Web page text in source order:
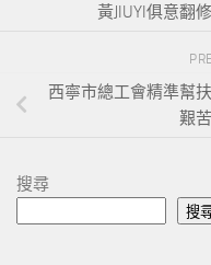
黃JIUYI俱意翻
西寧市總工會精準幫
艱
搜尋
搜